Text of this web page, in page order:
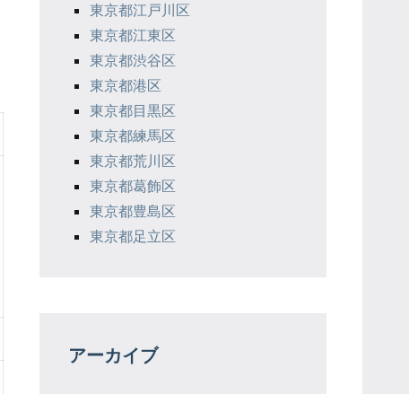
東京都江戸川区
東京都江東区
東京都渋谷区
東京都港区
東京都目黒区
東京都練馬区
東京都荒川区
東京都葛飾区
東京都豊島区
東京都足立区
アーカイブ